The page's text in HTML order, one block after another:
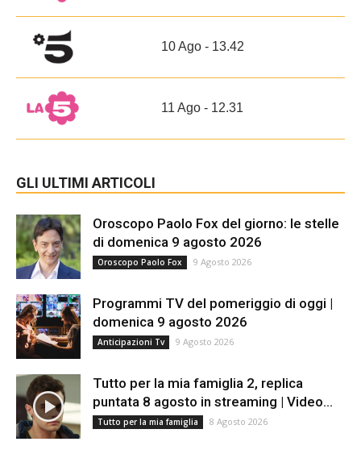
10 Ago - 13.42
11 Ago - 12.31
GLI ULTIMI ARTICOLI
Oroscopo Paolo Fox del giorno: le stelle
di domenica 9 agosto 2026
Oroscopo Paolo Fox 9 Agosto 2026
Programmi TV del pomeriggio di oggi |
domenica 9 agosto 2026
Anticipazioni Tv 9 Agosto 2026
Tutto per la mia famiglia 2, replica
puntata 8 agosto in streaming | Video...
Tutto per la mia famiglia 8 Agosto 2026